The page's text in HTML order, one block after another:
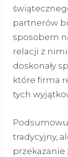
partnerów
sposobem
relacji z
doskonały
które firma
tych
tradycyjny,
przekazanie